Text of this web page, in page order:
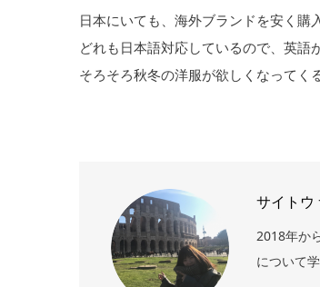
日本にいても、海外ブランドを安く購
どれも日本語対応しているので、英語
そろそろ秋冬の洋服が欲しくなってく
サイトウ
2018年か
について